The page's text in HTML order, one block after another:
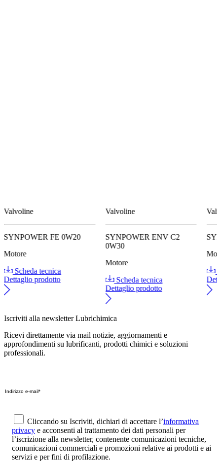
Valvoline
SYNPOWER FE 0W20
Motore
Scheda tecnica
Dettaglio prodotto
Valvoline
SYNPOWER ENV C2
0W30
Motore
Scheda tecnica
Dettaglio prodotto
Iscriviti alla newsletter Lubrichimica
Ricevi direttamente via mail notizie, aggiornamenti e
approfondimenti su lubrificanti, prodotti chimici e soluzioni
professionali.
Cliccando su Iscriviti, dichiari di accettare l’informativa
privacy e acconsenti al trattamento dei dati personali per
l’iscrizione alla newsletter, contenente comunicazioni tecniche,
comunicazioni commerciali e promozioni relative ai prodotti e ai
servizi e per fini di profilazione.